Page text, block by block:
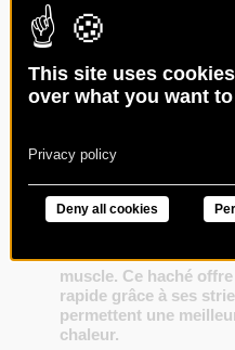
haché élaboré avec
muscle. Ce haché
rapide grâce à ses
permettent une
chaleur.
This site uses
over what you want
Deny all cookies
Privacy policy